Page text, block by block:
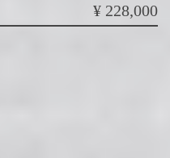
¥228,000